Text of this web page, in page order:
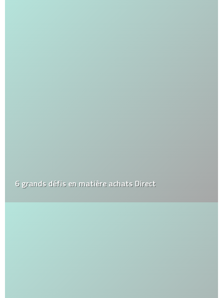
6 grands défis en matière achats Direct